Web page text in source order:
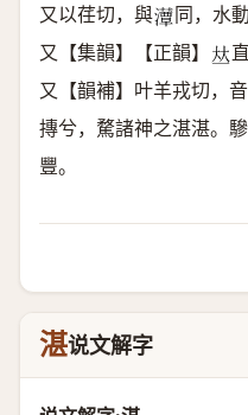
又以荏切，與𤂹 同，水動
又【集韻】【正韻】 𠀤
又【韻補】叶羊戎切，
摶兮，騖諸神之湛湛。
豐。
湛说文解字